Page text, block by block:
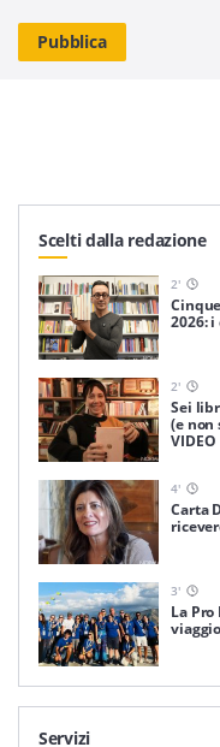
Scelti dalla redazione
2'
2026:
2'
Sei
(e non
VIDEO
4'
Carta
3'
La
Servizi